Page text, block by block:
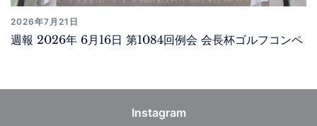
2026年7月21日
週報 2026年 6月16日 第1084回例会 会長杯ゴルフコンペ
Instagram